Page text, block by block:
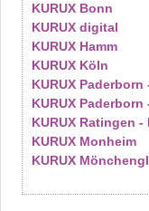
KURUX Bonn
KURUX digital
KURUX Hamm
KURUX Köln
KURUX
KURUX
KURUX Ratingen -
KURUX Monheim
KURUX